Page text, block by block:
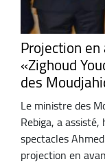
Projection
«Zighoud
des
Le ministre des
Rebiga, a
spectacles
projection en